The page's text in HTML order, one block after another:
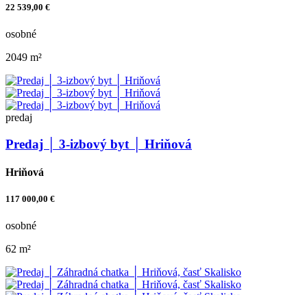
22 539,00 €
osobné
2049 m²
predaj
Predaj │ 3-izbový byt │ Hriňová
Hriňová
117 000,00 €
osobné
62 m²